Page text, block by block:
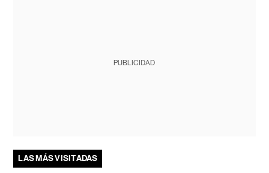
PUBLICIDAD
LAS MÁS VISITADAS